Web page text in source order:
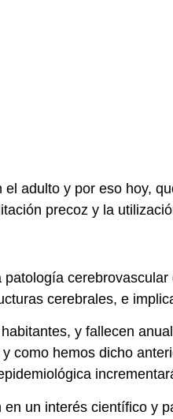
adulto y por eso hoy,
precoz y la
cerebrales, e
y fallecen
como hemos dicho
un interés científico y